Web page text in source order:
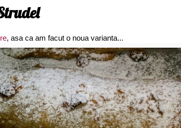
, asa ca am facut o noua varianta...